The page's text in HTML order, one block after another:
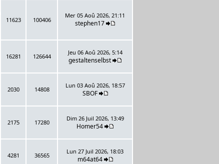
11623 100406
Mer 05 Aoû 2026, 21:11
stephen17
16281 126644
Jeu 06 Aoû 2026, 5:14
gestaltenselbst
2030 14808
Lun 03 Aoû 2026, 18:57
SBOF
2175 17280
Dim 26 Juil 2026, 13:49
Homer54
4281 36565
Lun 27 Juil 2026, 18:03
m64at64